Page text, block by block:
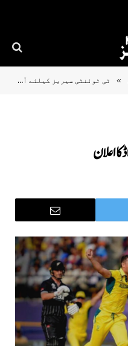
» ٹی ٹوئنٹی سیریز کیلئے آسٹریلوی اسکواڈ کا اعلان
کا اعلان